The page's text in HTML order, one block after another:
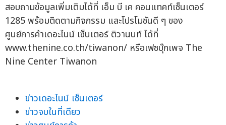
สอบถามข้อมูลเพิ่มเติมได้ที่ เอ็ม บี เค คอนแทคท์เซ็นเตอร์
1285 พร้อมติดตามกิจกรรม และโปรโมชันดี ๆ ของ
ศูนย์การค้าเดอะไนน์ เซ็นเตอร์ ติวานนท์ ได้ที่
www.thenine.co.th/tiwanon/ หรือเฟซบุ๊กเพจ The
Nine Center Tiwanon
ข่าวเดอะไนน์ เซ็นเตอร์
ข่าวจบในที่เดียว